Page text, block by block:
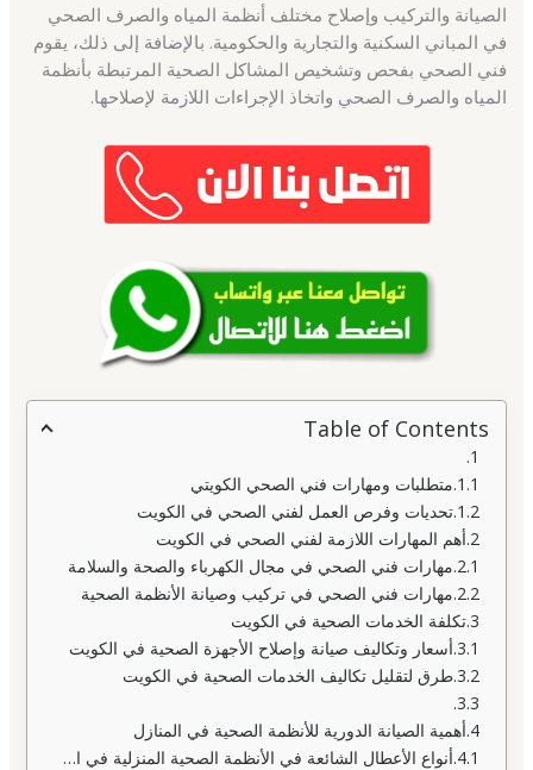
الصيانة والتركيب وإصلاح مختلف أنظمة المياه والصرف الصحي
في المباني السكنية والتجارية والحكومية. بالإضافة إلى ذلك، يقوم
فني الصحي بفحص وتشخيص المشاكل الصحية المرتبطة بأنظمة
المياه والصرف الصحي واتخاذ الإجراءات اللازمة لإصلاحها.
Table of Contents
متطلبات ومهارات فني الصحي الكويتي
تحديات وفرص العمل لفني الصحي في الكويت
أهم المهارات اللازمة لفني الصحي في الكويت
مهارات فني الصحي في مجال الكهرباء والصحة والسلامة
مهارات فني الصحي في تركيب وصيانة الأنظمة الصحية
تكلفة الخدمات الصحية في الكويت
أسعار وتكاليف صيانة وإصلاح الأجهزة الصحية في الكويت
طرق لتقليل تكاليف الخدمات الصحية في الكويت
أهمية الصيانة الدورية للأنظمة الصحية في المنازل
أنواع الأعطال الشائعة في الأنظمة الصحية المنزلية في الكويت